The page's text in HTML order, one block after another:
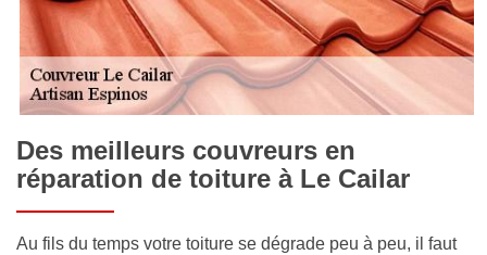
Des meilleurs couvreurs en
réparation de toiture à Le Cailar
Au fils du temps votre toiture se dégrade peu à peu, il faut